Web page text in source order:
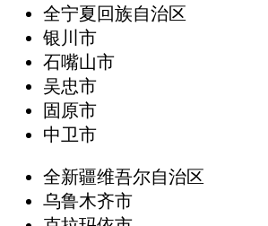
全宁夏回族自治区
银川市
石嘴山市
吴忠市
固原市
中卫市
全新疆维吾尔自治区
乌鲁木齐市